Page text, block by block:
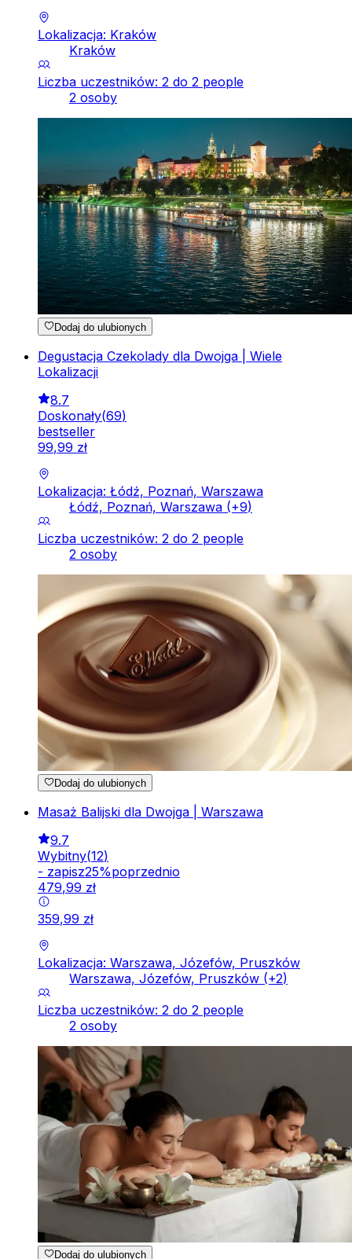
Lokalizacja: Kraków
Kraków
Liczba uczestników: 2 do 2 people
2 osoby
Dodaj do ulubionych
Degustacja Czekolady dla Dwojga | Wiele
Lokalizacji
8.7
Doskonały(69)
bestseller
99,99 zł
Lokalizacja: Łódź, Poznań, Warszawa
Łódź, Poznań, Warszawa (+9)
Liczba uczestników: 2 do 2 people
2 osoby
Dodaj do ulubionych
Masaż Balijski dla Dwojga | Warszawa
9.7
Wybitny(12)
- zapisz25%poprzednio
479,99 zł
359,99 zł
Lokalizacja: Warszawa, Józefów, Pruszków
Warszawa, Józefów, Pruszków (+2)
Liczba uczestników: 2 do 2 people
2 osoby
Dodaj do ulubionych